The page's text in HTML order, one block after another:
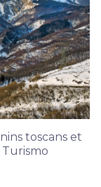
toscans et
Turismo